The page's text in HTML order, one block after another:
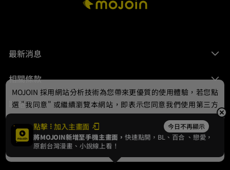
最新消息
相關條款
聯絡我們
© 2024 gamania Digital Entertainment Co., Ltd.
點擊 加入主畫面 今日不再顯示
將MOJOIN新增至手機主畫面，快速點開，BL、 百合 、戀愛，
原創台灣漫畫、小說線上看！
MOJOIN 採用網站分析技術為您帶來更優質的使用體驗，若您點
選 "我同意" 或繼續瀏覽本網站，即表示您同意我們使用第三方
Cookie，欲瞭解更多資訊請見隱私權政策。
我同意